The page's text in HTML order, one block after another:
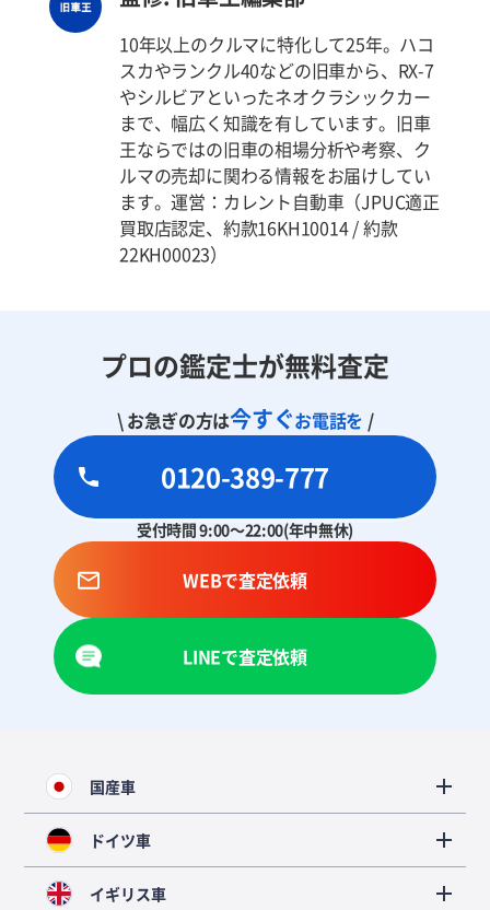
10年以上のクルマに特化して25年。ハコ
スカやランクル40などの旧車から、RX-7
やシルビアといったネオクラシックカー
まで、幅広く知識を有しています。旧車
王ならではの旧車の相場分析や考察、ク
ルマの売却に関わる情報をお届けしてい
ます。運営：カレント自動車（JPUC適正
買取店認定、約款16KH10014 / 約款
22KH00023）
プロの鑑定士が無料査定
\ お急ぎの方は今すぐお電話を /
0120-389-777
受付時間 9:00～22:00(年中無休)
WEBで査定依頼
LINEで査定依頼
国産車
ドイツ車
イギリス車